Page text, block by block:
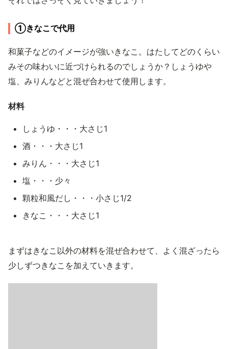
①きなこで代用
和菓子などのイメージが強いきなこ。はたしてどのくらい
みその味わいに近づけられるのでしょうか？しょうゆや
塩、みりんなどと混ぜ合わせて使用します。
材料
しょうゆ・・・大さじ1
酒・・・大さじ1
みりん・・・大さじ1
塩・・・少々
顆粒和風だし・・・小さじ1/2
きなこ・・・大さじ1
まずはきなこ以外の材料を混ぜ合わせて、よく混ざったら
少しずつきなこを加えていきます。